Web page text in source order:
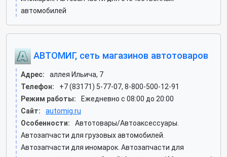
автомобилей
АВТОМИГ, сеть магазинов автотоваров
Адрес:
аллея Ильича, 7
Телефон:
+7 (83171) 5-77-07, 8-800-500-12-91
Режим работы:
Ежедневно с 08:00 до 20:00
Сайт:
automig.ru
Особенности:
Автотовары/Автоаксессуары.
Автозапчасти для грузовых автомобилей.
Автозапчасти для иномарок. Автозапчасти для